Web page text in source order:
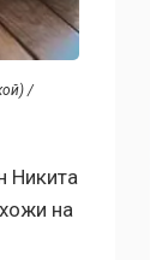
/
Никита
на